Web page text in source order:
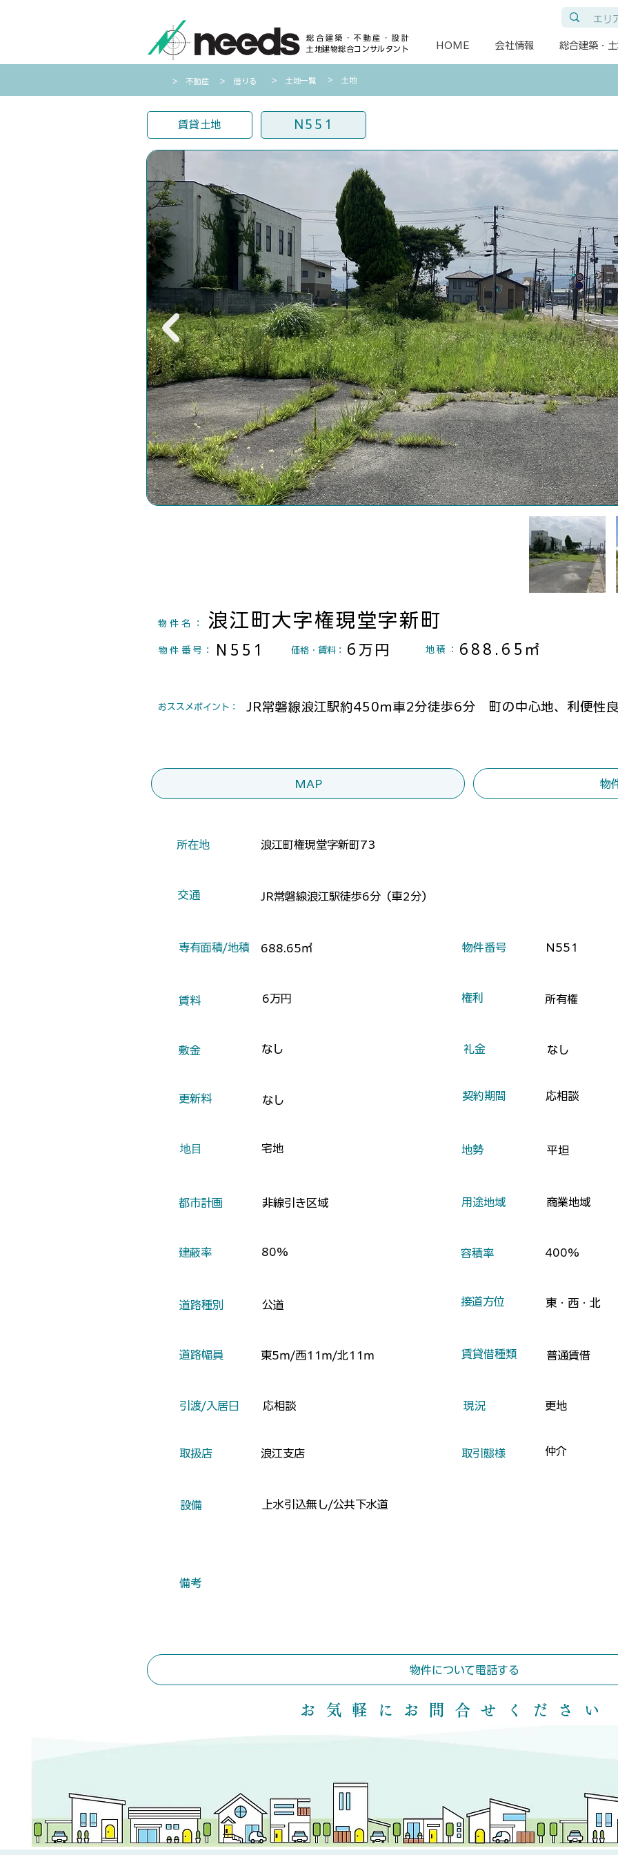
総合建築・不動産・設計
土地建物総合コンサルタント
HOME 会社情報 総合建築・
​＞ 不動産 ​＞ 借りる ​＞ 土地一覧 ​＞ 土地
賃貸土地 N551
浪江町大字権現堂字新町
物件名：
N551
物件番号 ： 6万円
​価格・賃料： 地積 ： 688.65㎡
JR常磐線浪江駅約450ｍ車2分徒歩6分 町の中心地、利便性良
​おススメポイント：
MAP 物
​所在地 浪江町権現堂字新町73
​交通 JR常磐線浪江駅徒歩6分（車2分）
688.65㎡
​専有面積/地積 ​物件番号 N551
​賃料 6万円 ​権利 所有権
​敷金 なし ​礼金 なし
​更新料 なし ​契約期間 応相談
​地目 宅地 ​地勢 平坦
​都市計画 非線引き区域 ​用途地域 商業地域
​建蔽率 80% 400%
​容積率
​道路種別 公道 ​接道方位 東・西・北
​道路幅員 東5ｍ/西11ｍ/北11ｍ ​賃貸借種類 普通賃借
​引渡/入居日 応相談 ​現況 更地
​取扱店 浪江支店 ​取引態様 仲介
​設備 上水引込無し/公共下水道
​備考
物件について電話する
​ お気軽にお問合せください